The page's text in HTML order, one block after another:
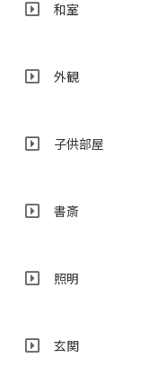
和室
外観
子供部屋
書斎
照明
玄関